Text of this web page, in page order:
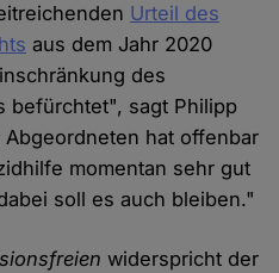
Urteil des
aus dem Jahr 2020
des
befürchtet", sagt Philipp
hat offenbar
momentan sehr gut
soll es auch bleiben."
widerspricht der